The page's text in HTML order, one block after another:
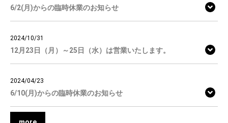
6/2(月)からの臨時休業のお知らせ
2024/10/31
12月23日（月）～25日（水）は営業いたします。
2024/04/23
6/10(月)からの臨時休業のお知らせ